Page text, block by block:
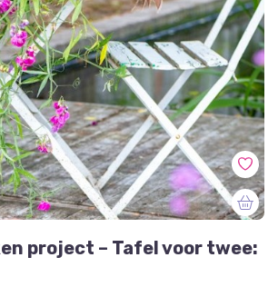
project – Tafel voor twee: